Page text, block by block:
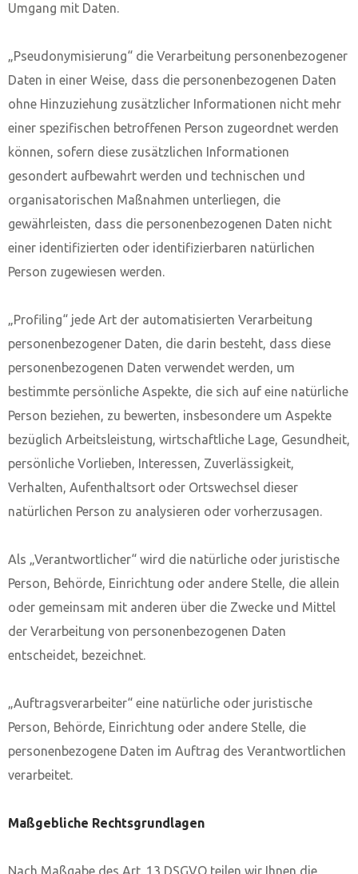
Umgang mit Daten.
„Pseudonymisierung“ die Verarbeitung personenbezogener
Daten in einer Weise, dass die personenbezogenen Daten
ohne Hinzuziehung zusätzlicher Informationen nicht mehr
einer spezifischen betroffenen Person zugeordnet werden
können, sofern diese zusätzlichen Informationen
gesondert aufbewahrt werden und technischen und
organisatorischen Maßnahmen unterliegen, die
gewährleisten, dass die personenbezogenen Daten nicht
einer identifizierten oder identifizierbaren natürlichen
Person zugewiesen werden.
„Profiling“ jede Art der automatisierten Verarbeitung
personenbezogener Daten, die darin besteht, dass diese
personenbezogenen Daten verwendet werden, um
bestimmte persönliche Aspekte, die sich auf eine natürliche
Person beziehen, zu bewerten, insbesondere um Aspekte
bezüglich Arbeitsleistung, wirtschaftliche Lage, Gesundheit,
persönliche Vorlieben, Interessen, Zuverlässigkeit,
Verhalten, Aufenthaltsort oder Ortswechsel dieser
natürlichen Person zu analysieren oder vorherzusagen.
Als „Verantwortlicher“ wird die natürliche oder juristische
Person, Behörde, Einrichtung oder andere Stelle, die allein
oder gemeinsam mit anderen über die Zwecke und Mittel
der Verarbeitung von personenbezogenen Daten
entscheidet, bezeichnet.
„Auftragsverarbeiter“ eine natürliche oder juristische
Person, Behörde, Einrichtung oder andere Stelle, die
personenbezogene Daten im Auftrag des Verantwortlichen
verarbeitet.
Maßgebliche Rechtsgrundlagen
Nach Maßgabe des Art. 13 DSGVO teilen wir Ihnen die